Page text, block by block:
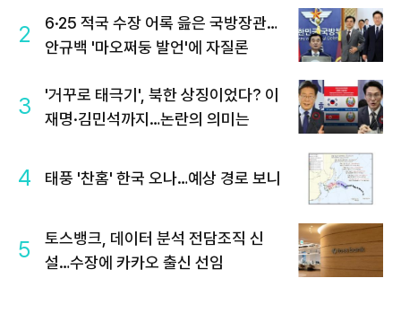
2
6·25 적국 수장 어록 읊은 국방장관…
안규백 '마오쩌둥 발언'에 자질론
3
'거꾸로 태극기', 북한 상징이었다? 이
재명·김민석까지…논란의 의미는
4 태풍 '찬홈' 한국 오나…예상 경로 보니
5
토스뱅크, 데이터 분석 전담조직 신
설…수장에 카카오 출신 선임